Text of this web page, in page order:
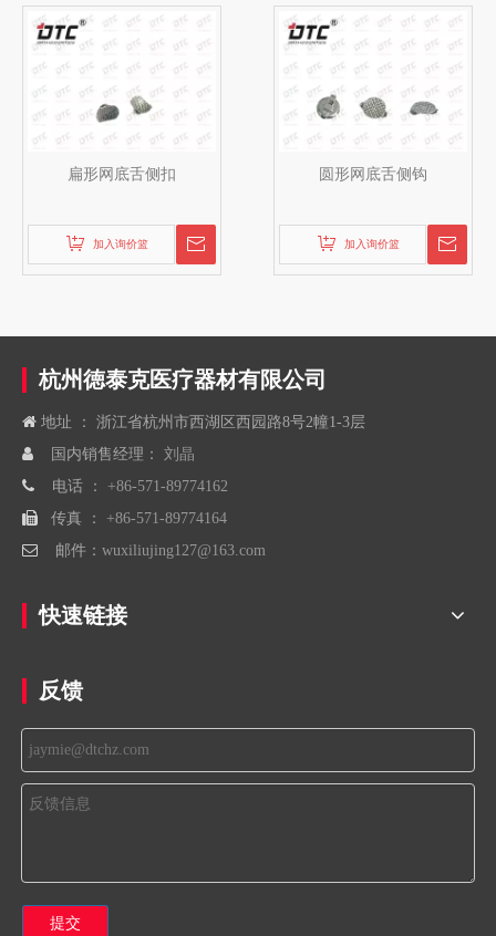
扁形网底舌侧扣
加入询价篮
圆形网底舌侧钩
加入询价篮
杭州徳泰克医疗器材有限公司
 地址 ： 浙江省杭州市西湖区西园路8号2幢1-3层
 国内销售经理： 刘晶
 电话 ： +86-571-89774162
 传真 ： +86-571-89774164
 邮件： wuxiliujing127@163.com
快速链接
反馈
提交